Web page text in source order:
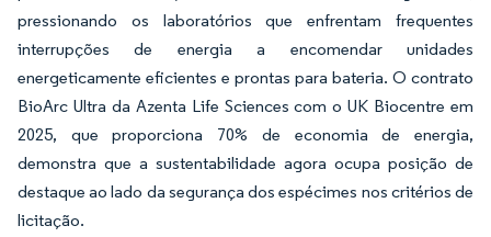
pressionando os laboratórios que enfrentam frequentes
interrupções de energia a encomendar unidades
energeticamente eficientes e prontas para bateria. O contrato
BioArc Ultra da Azenta Life Sciences com o UK Biocentre em
2025, que proporciona 70% de economia de energia,
demonstra que a sustentabilidade agora ocupa posição de
destaque ao lado da segurança dos espécimes nos critérios de
licitação.